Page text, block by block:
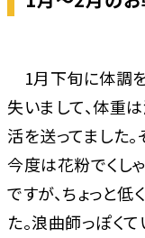
1月下旬に体調を
失いまして、体重
活を送ってました
今度は花粉でくし
ですが、ちょっと
た。浪曲師っぽくて